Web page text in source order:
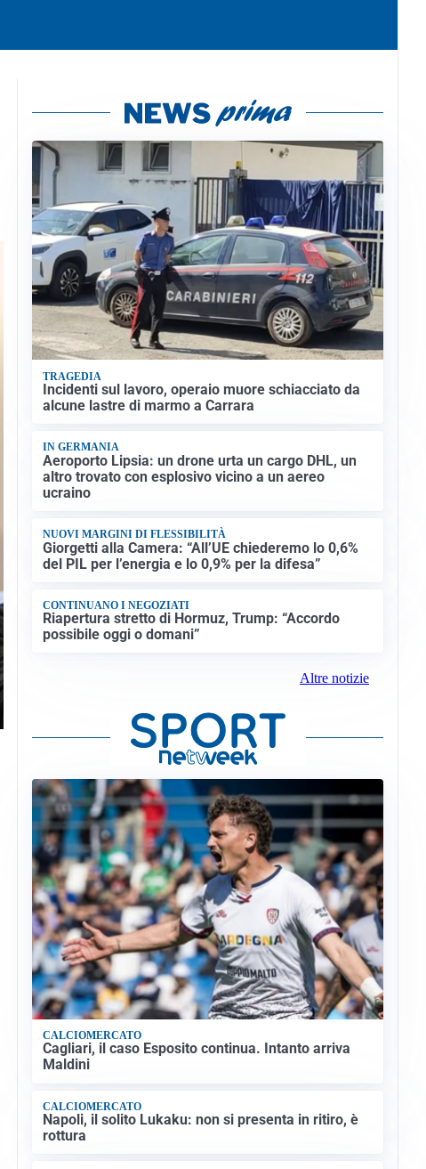
TRAGEDIA
Incidenti sul lavoro, operaio muore schiacciato da
alcune lastre di marmo a Carrara
IN GERMANIA
Aeroporto Lipsia: un drone urta un cargo DHL, un
altro trovato con esplosivo vicino a un aereo
ucraino
NUOVI MARGINI DI FLESSIBILITÀ
Giorgetti alla Camera: “All’UE chiederemo lo 0,6%
del PIL per l’energia e lo 0,9% per la difesa”
CONTINUANO I NEGOZIATI
Riapertura stretto di Hormuz, Trump: “Accordo
possibile oggi o domani”
Altre notizie
CALCIOMERCATO
Cagliari, il caso Esposito continua. Intanto arriva
Maldini
CALCIOMERCATO
Napoli, il solito Lukaku: non si presenta in ritiro, è
rottura